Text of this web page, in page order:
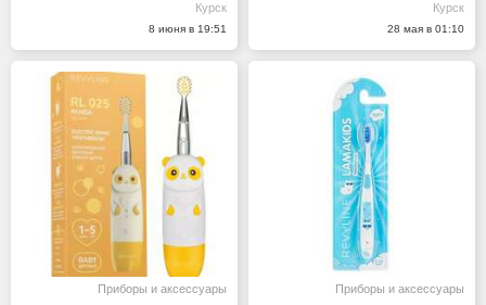
Курск
8 июня в 19:51
Курск
28 мая в 01:10
Приборы и аксессуары Приборы и аксессуары